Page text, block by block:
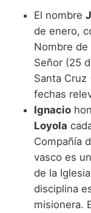
El nombre
de enero,
Nombre de
Señor (25
Santa
fechas
Ignacio
Loyola
Compañía
vasco es
de la
disciplina
misionera.